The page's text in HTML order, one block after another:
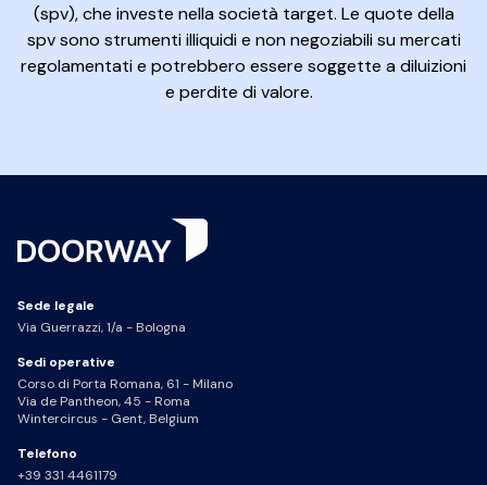
(spv), che investe nella società target. Le quote della
spv sono strumenti illiquidi e non negoziabili su mercati
regolamentati e potrebbero essere soggette a diluizioni
e perdite di valore.
Sede legale
Via Guerrazzi, 1/a - Bologna
Sedi operative
Corso di Porta Romana, 61 - Milano
Via de Pantheon, 45 - Roma
Wintercircus - Gent, Belgium
Telefono
+39 331 4461179